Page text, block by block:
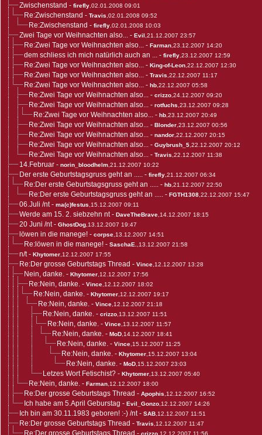
Zwischenstand - firefly ,02.01.2008 09:01
Re:Zwischenstand - Travis ,02.01.2008 09:52
Re:Zwischenstand - firefly ,02.01.2008 10:03
Zwei Tage vor Weihnachten also... - Evil ,21.12.2007 23:57
Re:Zwei Tage vor Weihnachten also... - Farman ,23.12.2007 14:20
dem schliess ich mich natürlich auch an ... - firefly ,23.12.2007 12:59
Re:Zwei Tage vor Weihnachten also... - King-of-Leon ,22.12.2007 12:30
Re:Zwei Tage vor Weihnachten also... - Travis ,22.12.2007 11:17
Re:Zwei Tage vor Weihnachten also... - hb ,22.12.2007 05:58
Re:Zwei Tage vor Weihnachten also... - crizzo ,24.12.2007 09:20
Re:Zwei Tage vor Weihnachten also... - rotfuchs ,23.12.2007 09:28
Re:Zwei Tage vor Weihnachten also... - hb ,23.12.2007 20:49
Re:Zwei Tage vor Weihnachten also... - Blonder ,23.12.2007 00:56
Re:Zwei Tage vor Weihnachten also... - nandor ,22.12.2007 20:15
Re:Zwei Tage vor Weihnachten also... - Guybrush_5 ,22.12.2007 20:12
Re:Zwei Tage vor Weihnachten also... - Travis ,22.12.2007 11:38
14.Februar - norin_bloodhelm ,21.12.2007 10:22
Der erste Geburtstagsgruss geht an ..... - firefly ,21.12.2007 06:34
Re:Der erste Geburtstagsgruss geht an ..... - hb ,21.12.2007 22:50
Re:Der erste Geburtstagsgruss geht an ..... - FGTH1308 ,22.12.2007 15:47
06.Juli /nt- ma(c)festus ,15.12.2007 09:11
Werde am 15. 2. siebzehn nt- DaveTheBrave ,14.12.2007 18:15
20 Juni /nt- GhostDog ,13.12.2007 19:47
löwen in die manege! - corpse ,13.12.2007 14:51
Re:löwen in die manege! - SaschaE. ,13.12.2007 21:58
n/t- Khytomer ,12.12.2007 17:55
Re:Der grosse Geburtstags Thread - Vince ,12.12.2007 13:28
Nein, danke. - Khytomer ,12.12.2007 17:56
Re:Nein, danke. - Vince ,12.12.2007 18:02
Re:Nein, danke. - Khytomer ,12.12.2007 19:17
Re:Nein, danke. - Vince ,12.12.2007 21:18
Re:Nein, danke. - crizzo ,13.12.2007 11:51
Re:Nein, danke. - Vince ,13.12.2007 11:57
Re:Nein, danke. - MoD ,14.12.2007 18:41
Re:Nein, danke. - Vince ,15.12.2007 11:25
Re:Nein, danke. - Khytomer ,15.12.2007 13:04
Re:Nein, danke. - MoD ,15.12.2007 23:03
Letzes Wort Fetischist? - Khytomer ,13.12.2007 05:40
Re:Nein, danke. - Farman ,12.12.2007 18:00
Re:Der grosse Geburtstags Thread - Apophis ,12.12.2007 16:52
Ich habe am 5.April Geburstag - Evil_Gonzo ,12.12.2007 14:26
Ich bin am 30.11.1983 geboren! :-) /nt- SAB ,12.12.2007 11:51
Re:Der grosse Geburtstags Thread - Travis ,12.12.2007 11:47
Re:Der grosse Geburtstags Thread - crizzo ,12.12.2007 11:56